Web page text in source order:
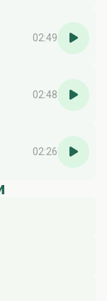
02:49
02:48
02:26